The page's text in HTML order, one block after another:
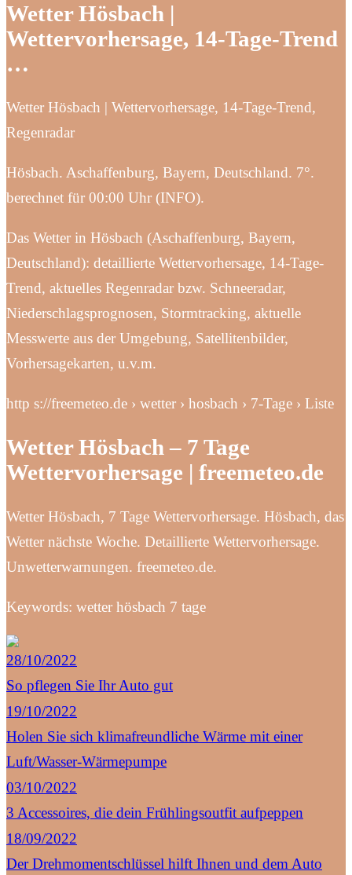
Wetter Hösbach |
Wettervorhersage, 14-Tage-Trend
…
Wetter Hösbach | Wettervorhersage, 14-Tage-Trend,
Regenradar
Hösbach. Aschaffenburg, Bayern, Deutschland. 7°.
berechnet für 00:00 Uhr (INFO).
Das Wetter in Hösbach (Aschaffenburg, Bayern,
Deutschland): detaillierte Wettervorhersage, 14-Tage-
Trend, aktuelles Regenradar bzw. Schneeradar,
Niederschlagsprognosen, Stormtracking, aktuelle
Messwerte aus der Umgebung, Satellitenbilder,
Vorhersagekarten, u.v.m.
http s://freemeteo.de › wetter › hosbach › 7-Tage › Liste
Wetter Hösbach – 7 Tage
Wettervorhersage | freemeteo.de
Wetter Hösbach, 7 Tage Wettervorhersage. Hösbach, das
Wetter nächste Woche. Detaillierte Wettervorhersage.
Unwetterwarnungen. freemeteo.de.
Keywords: wetter hösbach 7 tage
28/10/2022
So pflegen Sie Ihr Auto gut
19/10/2022
Holen Sie sich klimafreundliche Wärme mit einer
Luft/Wasser-Wärmepumpe
03/10/2022
3 Accessoires, die dein Frühlingsoutfit aufpeppen
18/09/2022
Der Drehmomentschlüssel hilft Ihnen und dem Auto